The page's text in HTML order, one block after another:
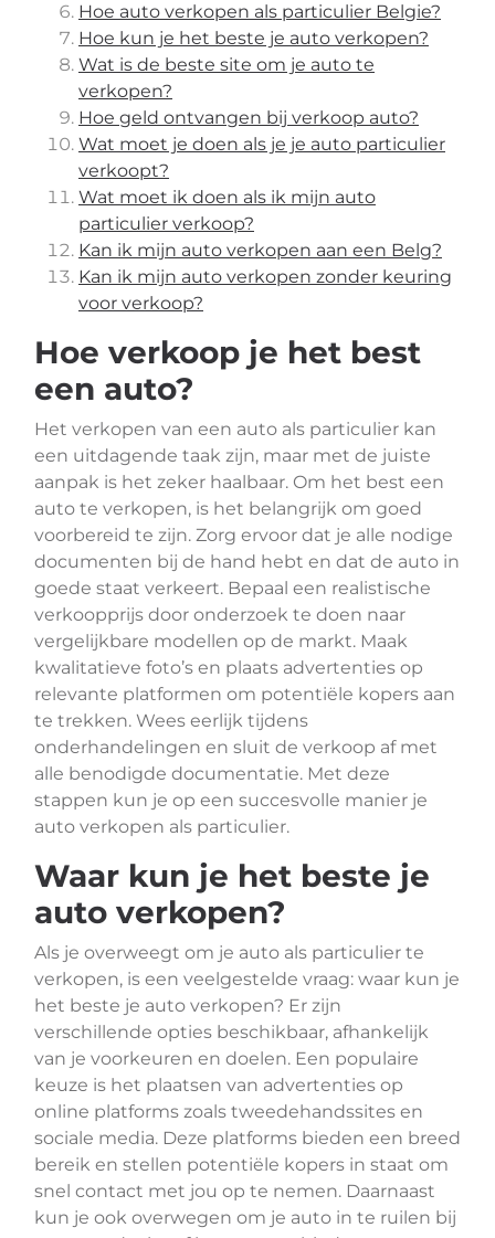
Hoe auto verkopen als particulier Belgie?
Hoe kun je het beste je auto verkopen?
Wat is de beste site om je auto te
verkopen?
Hoe geld ontvangen bij verkoop auto?
Wat moet je doen als je je auto particulier
verkoopt?
Wat moet ik doen als ik mijn auto
particulier verkoop?
Kan ik mijn auto verkopen aan een Belg?
Kan ik mijn auto verkopen zonder keuring
voor verkoop?
Hoe verkoop je het best
een auto?
Het verkopen van een auto als particulier kan
een uitdagende taak zijn, maar met de juiste
aanpak is het zeker haalbaar. Om het best een
auto te verkopen, is het belangrijk om goed
voorbereid te zijn. Zorg ervoor dat je alle nodige
documenten bij de hand hebt en dat de auto in
goede staat verkeert. Bepaal een realistische
verkoopprijs door onderzoek te doen naar
vergelijkbare modellen op de markt. Maak
kwalitatieve foto’s en plaats advertenties op
relevante platformen om potentiële kopers aan
te trekken. Wees eerlijk tijdens
onderhandelingen en sluit de verkoop af met
alle benodigde documentatie. Met deze
stappen kun je op een succesvolle manier je
auto verkopen als particulier.
Waar kun je het beste je
auto verkopen?
Als je overweegt om je auto als particulier te
verkopen, is een veelgestelde vraag: waar kun je
het beste je auto verkopen? Er zijn
verschillende opties beschikbaar, afhankelijk
van je voorkeuren en doelen. Een populaire
keuze is het plaatsen van advertenties op
online platforms zoals tweedehandssites en
sociale media. Deze platforms bieden een breed
bereik en stellen potentiële kopers in staat om
snel contact met jou op te nemen. Daarnaast
kun je ook overwegen om je auto in te ruilen bij